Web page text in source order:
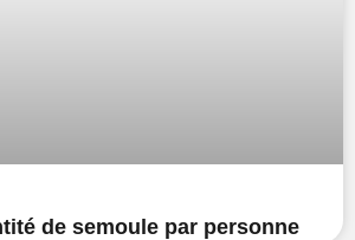
de semoule par personne